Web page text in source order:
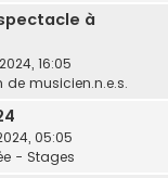
à
16:05
de musicien.n.e.s.
05:05
- Stages